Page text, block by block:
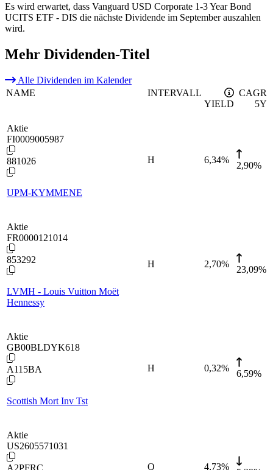
Es wird erwartet, dass Vanguard USD Corporate 1-3 Year Bond
UCITS ETF - DIS die nächste Dividende im September auszahlen
wird.
Mehr Dividenden-Titel
Alle Dividenden im Kalender
NAME
INTERVALL
YIELD
CAGR
5Y
Aktie
FI0009005987
881026
UPM-KYMMENE
H 6,34%
2,90%
Aktie
FR0000121014
853292
LVMH - Louis Vuitton Moët
Hennessy
H 2,70%
23,09%
Aktie
GB00BLDYK618
A115BA
Scottish Mort Inv Tst
H 0,32%
6,59%
Aktie
US2605571031
A2PFRC Q 4,73%